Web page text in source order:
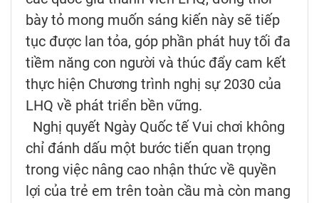
bày tỏ mong muốn sáng kiến này sẽ tiếp
tục được lan tỏa, góp phần phát huy tối đa
tiềm năng con người và thúc đẩy cam kết
thực hiện Chương trình nghị sự 2030 của
LHQ về phát triển bền vững.
Nghị quyết Ngày Quốc tế Vui chơi không
chỉ đánh dấu một bước tiến quan trọng
trong việc nâng cao nhận thức về quyền
lợi của trẻ em trên toàn cầu mà còn mang